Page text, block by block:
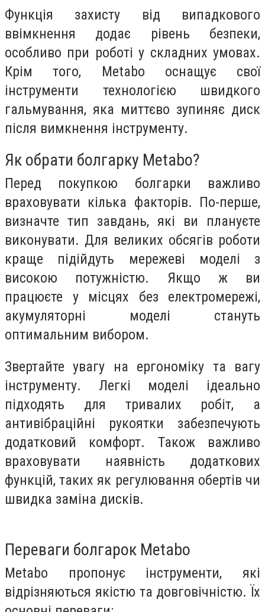
Функція захисту від випадкового
ввімкнення додає рівень безпеки,
особливо при роботі у складних умовах.
Крім того, Metabo оснащує свої
інструменти технологією швидкого
гальмування, яка миттєво зупиняє диск
після вимкнення інструменту.
Як обрати болгарку Metabo?
Перед покупкою болгарки важливо
враховувати кілька факторів. По-перше,
визначте тип завдань, які ви плануєте
виконувати. Для великих обсягів роботи
краще підійдуть мережеві моделі з
високою потужністю. Якщо ж ви
працюєте у місцях без електромережі,
акумуляторні моделі стануть
оптимальним вибором.
Звертайте увагу на ергономіку та вагу
інструменту. Легкі моделі ідеально
підходять для тривалих робіт, а
антивібраційні рукоятки забезпечують
додатковий комфорт. Також важливо
враховувати наявність додаткових
функцій, таких як регулювання обертів чи
швидка заміна дисків.
Переваги болгарок Metabo
Metabo пропонує інструменти, які
відрізняються якістю та довговічністю. Їх